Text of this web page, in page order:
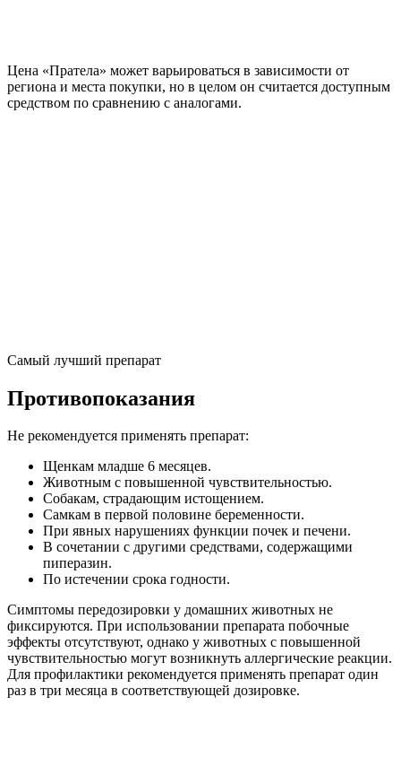
Цена «Пратела» может варьироваться в зависимости от
региона и места покупки, но в целом он считается доступным
средством по сравнению с аналогами.
Самый лучший препарат
Противопоказания
Не рекомендуется применять препарат:
Щенкам младше 6 месяцев.
Животным с повышенной чувствительностью.
Собакам, страдающим истощением.
Самкам в первой половине беременности.
При явных нарушениях функции почек и печени.
В сочетании с другими средствами, содержащими
пиперазин.
По истечении срока годности.
Симптомы передозировки у домашних животных не
фиксируются. При использовании препарата побочные
эффекты отсутствуют, однако у животных с повышенной
чувствительностью могут возникнуть аллергические реакции.
Для профилактики рекомендуется применять препарат один
раз в три месяца в соответствующей дозировке.